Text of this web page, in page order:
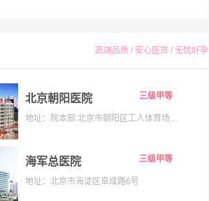
高端品质 / 安心医旅 / 无忧好孕
北京朝阳医院 三级甲等
海军总医院 三级甲等
地址：北京市海淀区阜成路6号